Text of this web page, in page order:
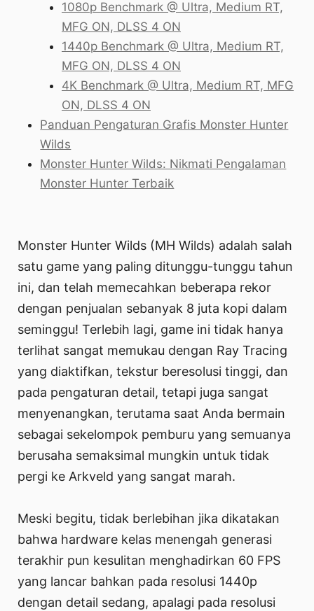
1080p Benchmark @ Ultra, Medium RT,
MFG ON, DLSS 4 ON
1440p Benchmark @ Ultra, Medium RT,
MFG ON, DLSS 4 ON
4K Benchmark @ Ultra, Medium RT, MFG
ON, DLSS 4 ON
Panduan Pengaturan Grafis Monster Hunter
Wilds
Monster Hunter Wilds: Nikmati Pengalaman
Monster Hunter Terbaik
Monster Hunter Wilds (MH Wilds) adalah salah
satu game yang paling ditunggu-tunggu tahun
ini, dan telah memecahkan beberapa rekor
dengan penjualan sebanyak 8 juta kopi dalam
seminggu! Terlebih lagi, game ini tidak hanya
terlihat sangat memukau dengan Ray Tracing
yang diaktifkan, tekstur beresolusi tinggi, dan
pada pengaturan detail, tetapi juga sangat
menyenangkan, terutama saat Anda bermain
sebagai sekelompok pemburu yang semuanya
berusaha semaksimal mungkin untuk tidak
pergi ke Arkveld yang sangat marah.
Meski begitu, tidak berlebihan jika dikatakan
bahwa hardware kelas menengah generasi
terakhir pun kesulitan menghadirkan 60 FPS
yang lancar bahkan pada resolusi 1440p
dengan detail sedang, apalagi pada resolusi